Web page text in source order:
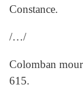
Constance.
/…/
Colomban
615.